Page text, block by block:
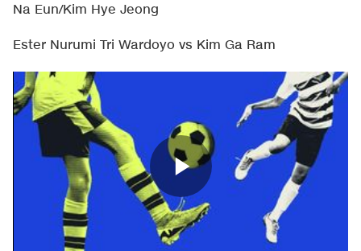
Na Eun/Kim Hye Jeong
Ester Nurumi Tri Wardoyo vs Kim Ga Ram